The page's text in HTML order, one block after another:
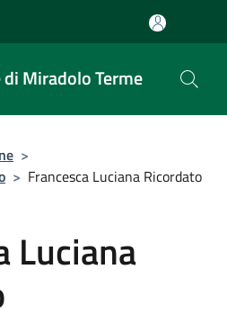
di Miradolo Terme
>
> Francesca Luciana Ricordato
Luciana